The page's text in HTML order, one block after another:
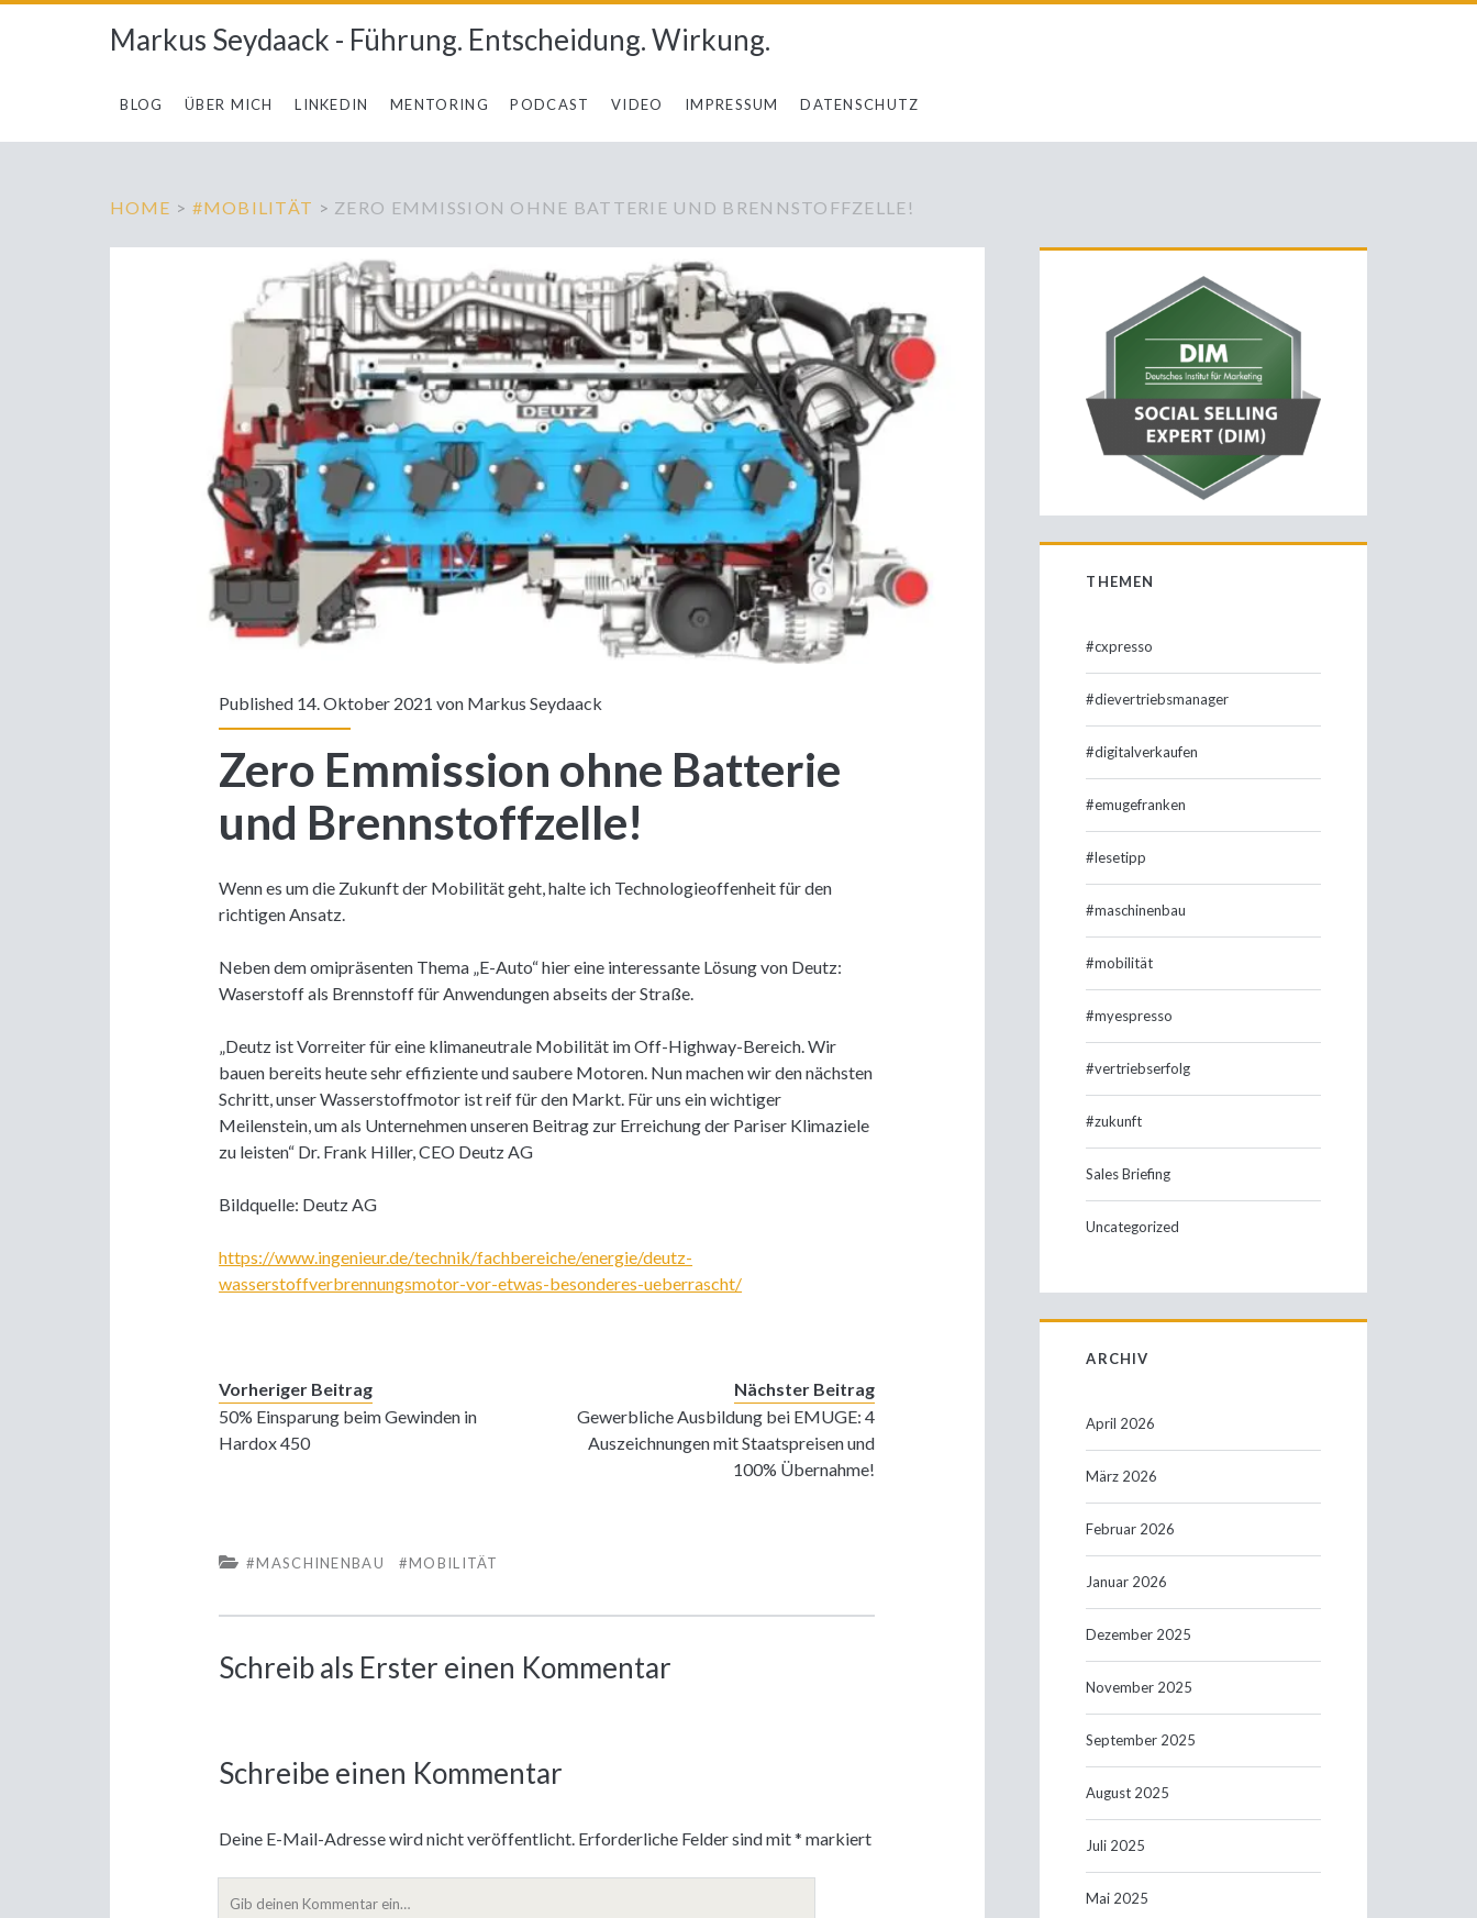
Markus Seydaack - Führung. Entscheidung. Wirkung.
BLOG ÜBER MICH LINKEDIN MENTORING PODCAST VIDEO IMPRESSUM DATENSCHUTZ
HOME > #MOBILITÄT > ZERO EMMISSION OHNE BATTERIE UND BRENNSTOFFZELLE!
Published 14. Oktober 2021 von Markus Seydaack
Zero Emmission ohne Batterie
und Brennstoffzelle!
Wenn es um die Zukunft der Mobilität geht, halte ich Technologieoffenheit für den
richtigen Ansatz.
Neben dem omipräsenten Thema „E-Auto“ hier eine interessante Lösung von Deutz:
Waserstoff als Brennstoff für Anwendungen abseits der Straße.
„Deutz ist Vorreiter für eine klimaneutrale Mobilität im Off-Highway-Bereich. Wir
bauen bereits heute sehr effiziente und saubere Motoren. Nun machen wir den nächsten
Schritt, unser Wasserstoffmotor ist reif für den Markt. Für uns ein wichtiger
Meilenstein, um als Unternehmen unseren Beitrag zur Erreichung der Pariser Klimaziele
zu leisten“ Dr. Frank Hiller, CEO Deutz AG
Bildquelle: Deutz AG
https://www.ingenieur.de/technik/fachbereiche/energie/deutz-
wasserstoffverbrennungsmotor-vor-etwas-besonderes-ueberrascht/
Vorheriger Beitrag
50% Einsparung beim Gewinden in
Hardox 450
Nächster Beitrag
Gewerbliche Ausbildung bei EMUGE: 4
Auszeichnungen mit Staatspreisen und
100% Übernahme!
#MASCHINENBAU #MOBILITÄT
Schreib als Erster einen Kommentar
Schreibe einen Kommentar
Deine E-Mail-Adresse wird nicht veröffentlicht. Erforderliche Felder sind mit* markiert
Primäre
Sidebar
THEMEN
#cxpresso
#dievertriebsmanager
#digitalverkaufen
#emugefranken
#lesetipp
#maschinenbau
#mobilität
#myespresso
#vertriebserfolg
#zukunft
Sales Briefing
Uncategorized
ARCHIV
April 2026
März 2026
Februar 2026
Januar 2026
Dezember 2025
November 2025
September 2025
August 2025
Juli 2025
Mai 2025